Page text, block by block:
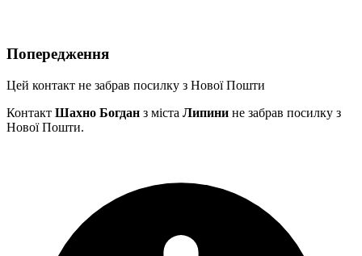
Попередження
Цей контакт не забрав посилку з Нової Пошти
Контакт Шахно Богдан з міста Липини не забрав посилку з
Нової Пошти.